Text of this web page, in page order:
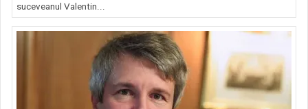
suceveanul Valentin...